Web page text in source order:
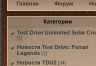
Главная Форум
Категории
Test Drive Unlimited Solar
[1]
Новости Test Drive: Ferrari
Legends [1]
Новости TDU2 [34]